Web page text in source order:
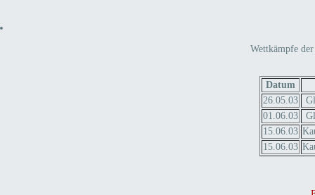
Wettkämpfe
Datum
26.05.03
01.06.03
15.06.03
15.06.03